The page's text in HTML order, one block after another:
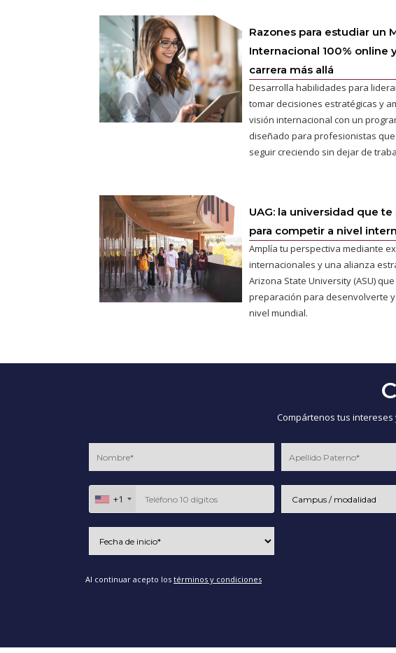
Razones para estudiar un
Internacional 100% online
carrera más allá
Desarrolla habilidades para
tomar decisiones estratégicas y
visión internacional con un
diseñado para profesionistas
seguir creciendo sin dejar de
UAG: la universidad que te
para competir a nivel
Amplía tu perspectiva mediante
internacionales y una alianza
Arizona State University (ASU)
preparación para desenvolverte
nivel mundial.
Compártenos tus
+1
Al continuar acepto los términos y condiciones